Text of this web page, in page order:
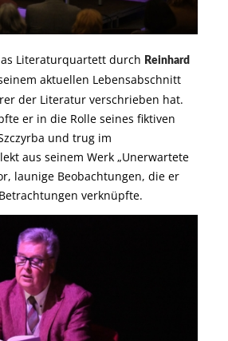
Literaturquartett durch Reinhard
aktuellen Lebensabschnitt
der Literatur verschrieben hat.
er in die Rolle seines fiktiven
und trug im
aus seinem Werk „Unerwartete
launige Beobachtungen, die er
verknüpfte.